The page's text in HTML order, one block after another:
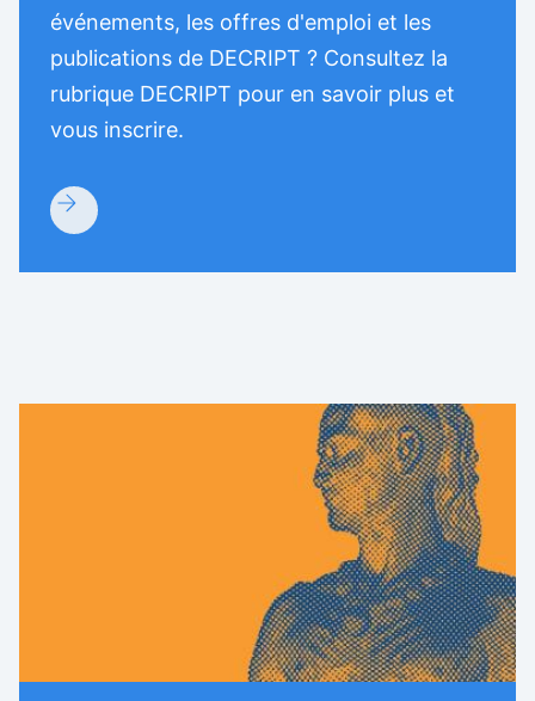
événements, les offres d'emploi et les
publications de DECRIPT ? Consultez la
rubrique DECRIPT pour en savoir plus et
vous inscrire.